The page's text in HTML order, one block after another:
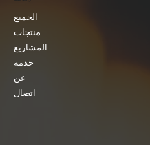
الجميع
منتجات
المشاريع
خدمة
عن
اتصال